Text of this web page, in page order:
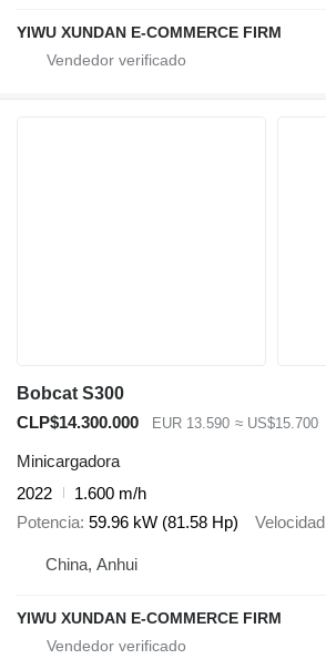
YIWU XUNDAN E-COMMERCE FIRM
Bobcat S300
CLP$14.300.000
EUR 13.590 ≈ US$15.700
Minicargadora
2022
1.600 m/h
Potencia 59.96 kW (81.58 Hp) Velocidad
China, Anhui
YIWU XUNDAN E-COMMERCE FIRM